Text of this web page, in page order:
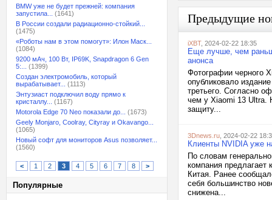
BMW уже не будет прежней: компания
запустила...
(1641)
В России создали радиационно-стойкий...
(1475)
«Роботы нам в этом помогут»: Илон Маск...
(1084)
9200 мАч, 100 Вт, IP69K, Snapdragon 6 Gen
5:...
(1399)
Создан электромобиль, который
вырабатывает...
(1113)
Энтузиаст подключил воду прямо к
кристаллу...
(1167)
Motorola Edge 70 Neo показали до...
(1673)
Geely Monjaro, Coolray, Cityray и Okavango...
(1065)
Новый софт для мониторов Asus позволяет...
(1560)
< 1 2 3 4 5 6 7 8 >
Популярные
Предыдущие
iXBT, 2024-02-22 18:35
Еще лучше, чем
анонса
Фотографии черного
опубликовало
третьего. Согласно
чем у Xiaomi 13 Ultra.
защиту...
3Dnews.ru , 2024-02-22
Клиенты NVIDIA уже
По словам
компания предлагает
Китая. Ранее
себя большинство
снижена...